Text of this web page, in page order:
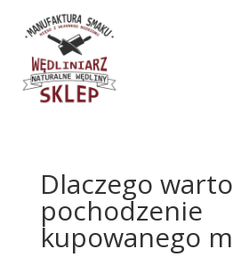
Dlaczego
pochodzenie
kupowanego